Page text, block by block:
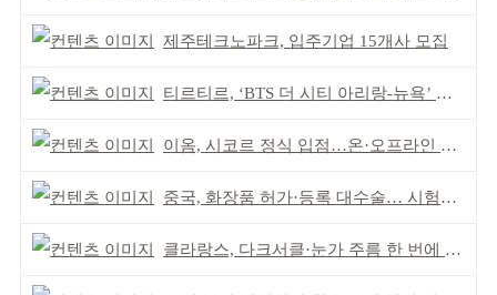
제주테크노파크, 입주기업 15개사 모집
티르티르, ‘BTS 더 시티 아리랑-뉴욕’ 참여
이옴, 시코르 정식 입점…온·오프라인 유통망 확대
중국, 화장품 허가·등록 대수술… 시험자료 공용 허용
클라랑스, 다크서클·눈가 주름 한 번에 더블 케어